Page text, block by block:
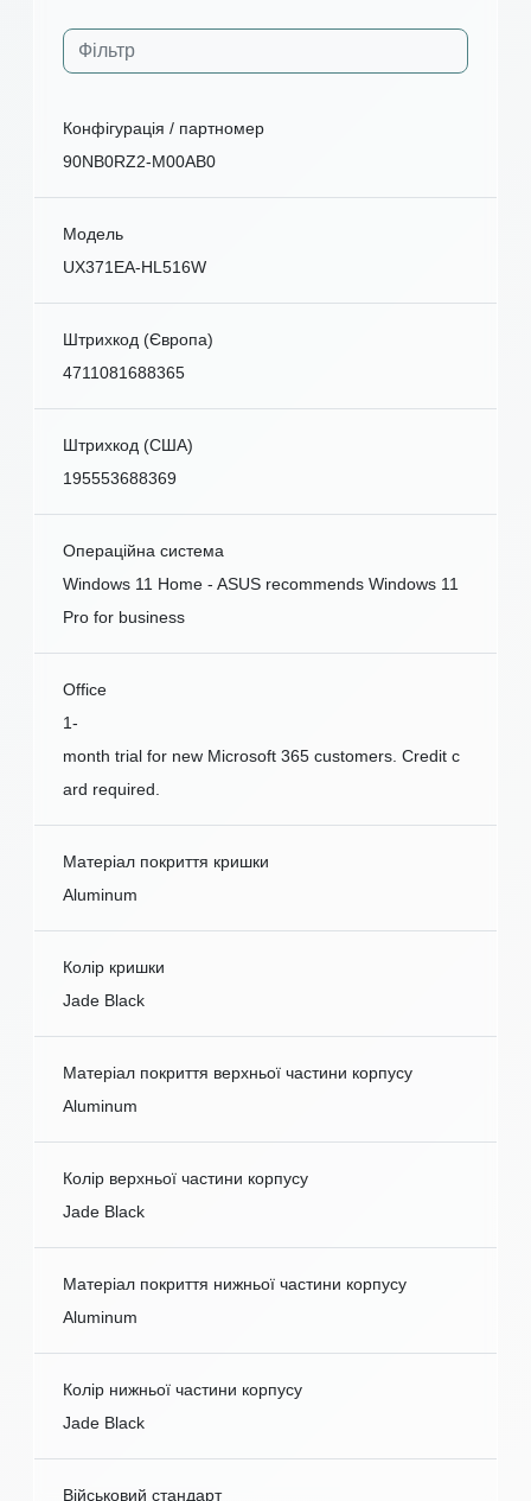
Конфігурація / партномер
90NB0RZ2-M00AB0
Модель
UX371EA-HL516W
Штрихкод (Європа)
4711081688365
Штрихкод (США)
195553688369
Операційна система
Windows 11 Home - ASUS recommends Windows 11
Pro for business
Office
1-
month trial for new Microsoft 365 customers. Credit c
ard required.
Матеріал покриття кришки
Aluminum
Колір кришки
Jade Black
Матеріал покриття верхньої частини корпусу
Aluminum
Колір верхньої частини корпусу
Jade Black
Матеріал покриття нижньої частини корпусу
Aluminum
Колір нижньої частини корпусу
Jade Black
Військовий стандарт